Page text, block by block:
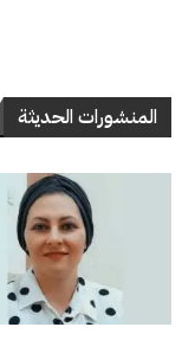
المنشورات الحديثة